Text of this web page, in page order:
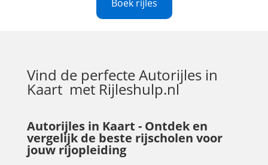
Boek rijles
Vind de perfecteAutorijles in
Kaart met Rijleshulp.nl
Autorijles in Kaart - Ontdek en
vergelijk de beste rijscholen voor
jouw rijopleiding